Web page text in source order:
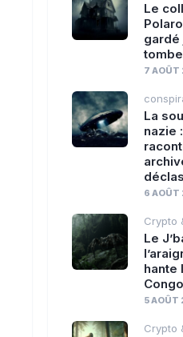
Le
gardé
tombe
7
La
nazie
6
Crypto
Le
hante
Congo
5 AOÛT
Crypto